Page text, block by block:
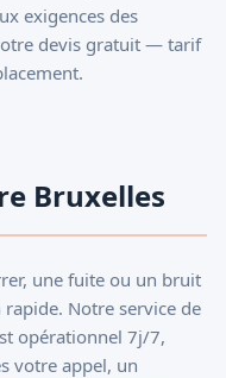
exigences des
devis gratuit — tarif
Bruxelles
une fuite ou un bruit
Notre service de
opérationnel 7j/7,
votre appel, un